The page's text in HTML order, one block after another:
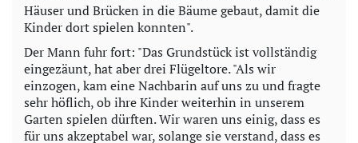
Häuser und Brücken in die Bäume gebaut, damit die
Kinder dort spielen konnten".
Der Mann fuhr fort: "Das Grundstück ist vollständig
eingezäunt, hat aber drei Flügeltore. "Als wir
einzogen, kam eine Nachbarin auf uns zu und fragte
sehr höflich, ob ihre Kinder weiterhin in unserem
Garten spielen dürften. Wir waren uns einig, dass es
für uns akzeptabel war, solange sie verstand, dass es